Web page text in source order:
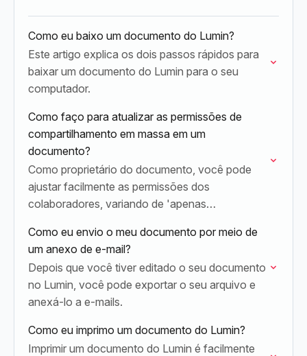
Como eu baixo um documento do Lumin?
Este artigo explica os dois passos rápidos para
baixar um documento do Lumin para o seu
computador.
Como faço para atualizar as permissões de
compartilhamento em massa em um
documento?
Como proprietário do documento, você pode
ajustar facilmente as permissões dos
colaboradores, variando de 'apenas
colaboração total.
Como eu envio o meu documento por meio de
um anexo de e-mail?
Depois que você tiver editado o seu documento
no Lumin, você pode exportar o seu arquivo e
anexá-lo a e-mails.
Como eu imprimo um documento do Lumin?
Imprimir um documento do Lumin é facilmente